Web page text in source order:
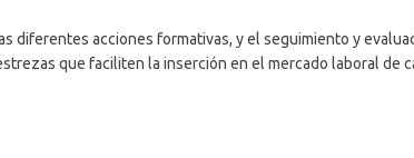
diferentes acciones formativas, y el seguimiento y
que faciliten la inserción en el mercado laboral de